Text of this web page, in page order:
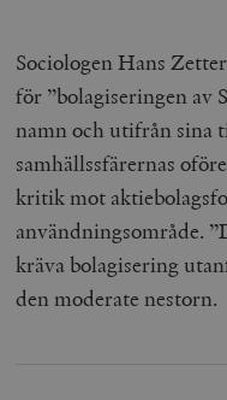
Sociologen Hans
för ”bolagiseringen av
namn och utifrån sina
samhällssfärernas
kritik mot
användningsområde.
kräva bolagisering
den moderate nestorn.